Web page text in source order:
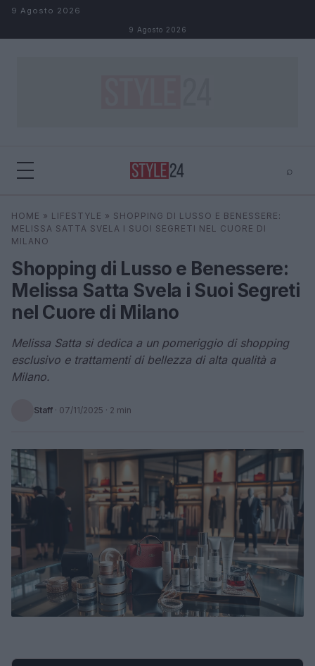
Salta al contenuto
9 Agosto 2026
9 Agosto 2026
⌕
Cerca ⌕
HOME » LIFESTYLE » SHOPPING DI LUSSO E BENESSERE:
MELISSA SATTA SVELA I SUOI SEGRETI NEL CUORE DI
MILANO
Shopping di Lusso e Benessere:
Melissa Satta Svela i Suoi Segreti
nel Cuore di Milano
Melissa Satta si dedica a un pomeriggio di shopping
esclusivo e trattamenti di bellezza di alta qualità a
Milano.
Staff · 07/11/2025 · 2 min